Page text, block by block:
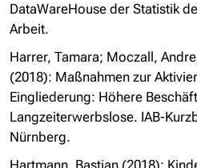
DataWareHouse der Statistik
Arbeit.
Harrer, Tamara; Moczall,
(2018): Maßnahmen zur
Eingliederung: Höhere
Langzeiterwerbslose. IAB-
Nürnberg.
Hartmann, Bastian (2018):